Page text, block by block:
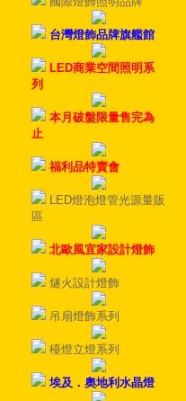
台灣燈飾品牌旗艦館
LED商業空間照明系
列
本月破盤限量售完為
止
福利品特賣會
LED燈泡燈管光源量販
區
北歐風宜家設計燈飾
燧火設計燈飾
吊扇燈飾系列
檯燈立燈系列
埃及．奧地利水晶燈